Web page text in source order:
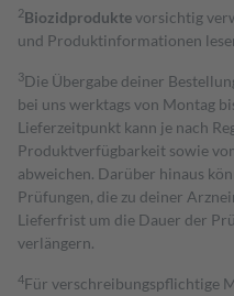
2Biozidproduktevorsichtig
und Produktinformationen
3Die Übergabe deiner
bei uns werktags von Montag
Lieferzeitpunkt kann je nach
Produktverfügbarkeit sowie
abweichen. Darüber hinaus
Prüfungen, die zu deiner
Lieferfrist um die Dauer der
verlängern.
4Für verschreibungspflichtige